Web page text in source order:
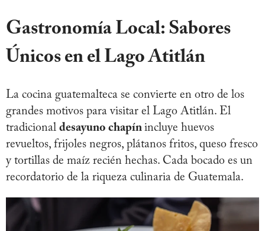
Gastronomía Local: Sabores
Únicos en el Lago Atitlán
La cocina guatemalteca se convierte en otro de los
grandes motivos para visitar el Lago Atitlán. El
tradicional desayuno chapín incluye huevos
revueltos, frijoles negros, plátanos fritos, queso fresco
y tortillas de maíz recién hechas. Cada bocado es un
recordatorio de la riqueza culinaria de Guatemala.